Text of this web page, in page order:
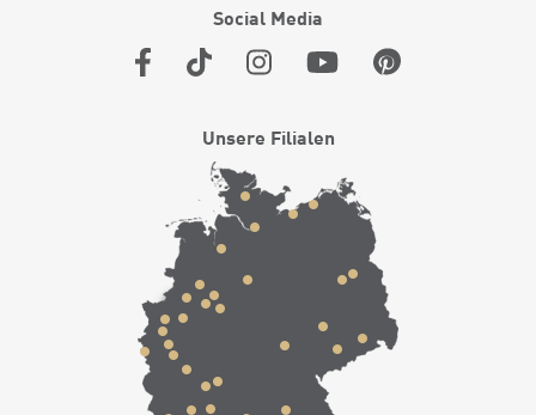
Social Media
Unsere Filialen